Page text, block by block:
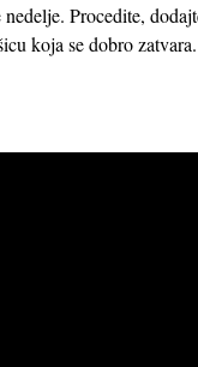
Procedite,
koja se dobro